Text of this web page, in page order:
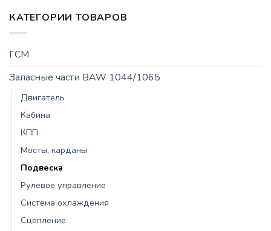
КАТЕГОРИИ ТОВАРОВ
ГСМ
Запасные части BAW 1044/1065
Двигатель
Кабина
КПП
Мосты, карданы
Подвеска
Рулевое управление
Система охлаждения
Сцепление